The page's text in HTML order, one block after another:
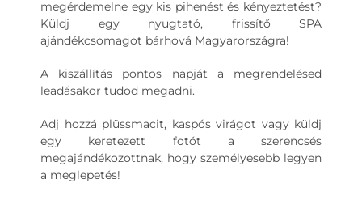
megérdemelne egy kis pihenést és kényeztetést?
Küldj egy nyugtató, frissítő SPA
ajándékcsomagot bárhová Magyarországra!
A kiszállítás pontos napját a megrendelésed
leadásakor tudod megadni.
Adj hozzá plüssmacit, kaspós virágot vagy küldj
egy keretezett fotót a szerencsés
megajándékozottnak, hogy személyesebb legyen
a meglepetés!